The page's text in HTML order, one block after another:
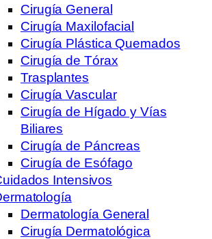
Cirugía General
Cirugía Maxilofacial
Cirugía Plástica Quemados
Cirugía de Tórax
Trasplantes
Cirugía Vascular
Cirugía de Hígado y Vías
Biliares
Cirugía de Páncreas
Cirugía de Esófago
Intensivos
Dermatología General
Cirugía Dermatológica